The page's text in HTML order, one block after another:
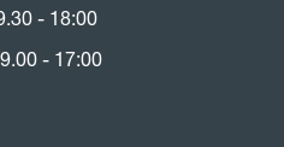
- 18:00
- 17:00